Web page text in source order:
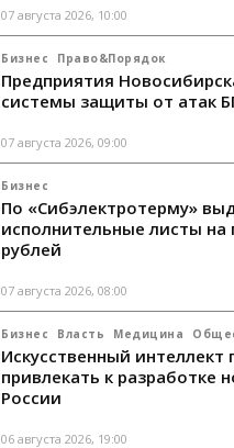
07 августа 2026, 10:00
Бизнес Право&Порядок
Предприятия
системы защиты от атак
07 августа 2026, 09:00
Бизнес
По «Сибэлектротерму»
исполнительные листы
рублей
07 августа 2026, 08:00
Бизнес Власть Медицина
Искусственный интеллект
привлекать к разработке
России
06 августа 2026, 19:00